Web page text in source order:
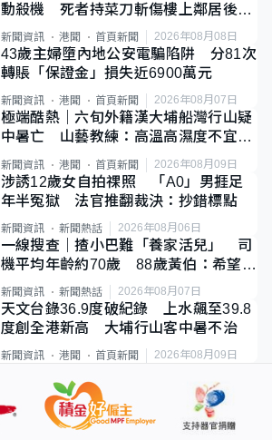
動殺機 死者持菜刀斬傷樓上鄰居後墮
斃
新聞資訊 港聞 首頁新聞 2026年08月08日
43歲主婦墮內地公安電騙陷阱 分81次
轉賬「保證金」損失近6900萬元
新聞資訊 港聞 首頁新聞 2026年08月07日
極端酷熱｜六旬外籍漢大埔船灣行山疑
中暑亡 山藝教練：高溫高濕度不宜遠
新聞資訊 港聞 首頁新聞 2026年08月09日
涉誘12歲女自拍祼照 「A0」男捱足
年半冤獄 法官推翻裁決：抄錯標點
新聞資訊 新聞熱話 2026年08月06日
一線搜查｜揸小巴難「養家活兒」 司
機平均年齡約70歲 88歲黃伯：希望一
直揸落去
新聞資訊 新聞熱話 2026年08月07日
天文台錄36.9度破紀錄 上水飆至39.8
度創全港新高 大埔行山客中暑不治
新聞資訊 港聞 首頁新聞 2026年08月09日